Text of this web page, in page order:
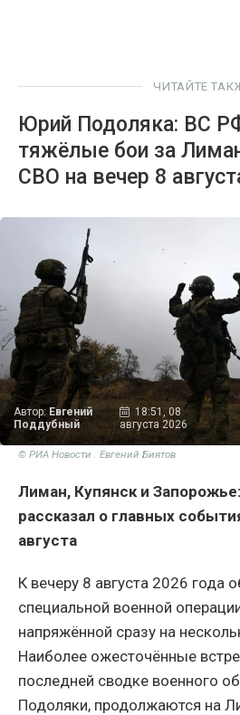
ЧИТАЙТЕ
Юрий Подоляка: ВС
тяжёлые бои за
СВО на вечер 8
Автор:Евгений
Поддубный
18:51, 08
августа 2026
© РИА Новости . Евгений Биятов
Лиман, Купянск и
рассказал о главных
августа
К вечеру 8 августа 2026 года
специальной военной
напряжённой сразу на
Наиболее ожесточённые
последней сводке военного
Подоляки, продолжаются на